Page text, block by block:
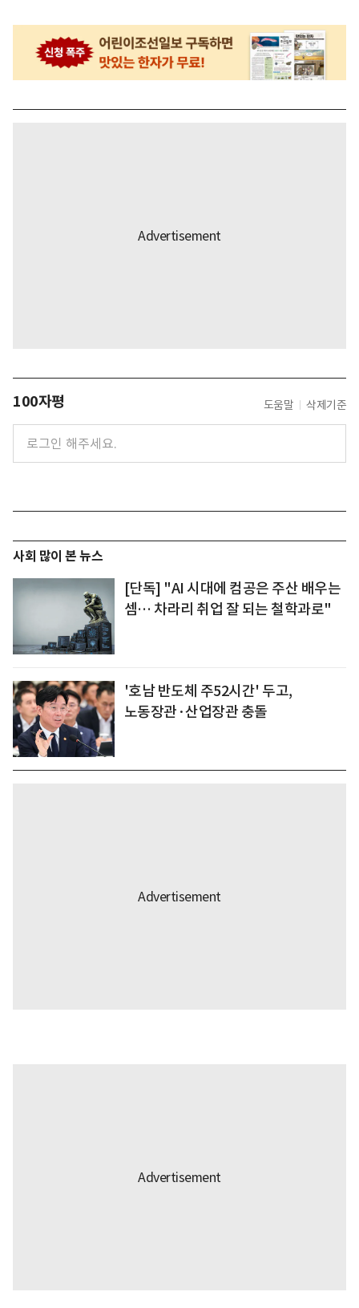
100자평 도움말 삭제기준
사회 많이 본 뉴스
[단독] "AI 시대에 컴공은 주산 배우는
셈… 차라리 취업 잘 되는 철학과로"
'호남 반도체 주52시간' 두고,
노동장관·산업장관 충돌